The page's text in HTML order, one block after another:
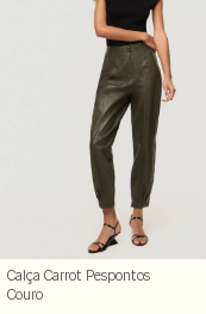
Calça Carrot Pespontos
Couro